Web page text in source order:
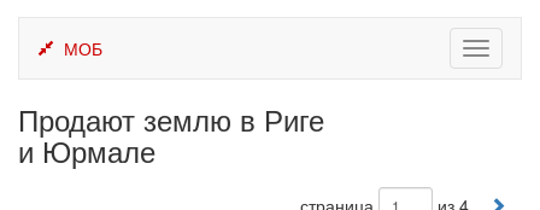
Toggle
МОБ
Продают землю в Риге
и Юрмале
страница из 4